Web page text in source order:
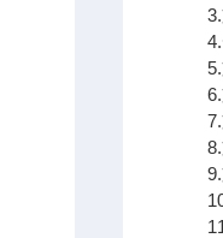
3.支
4.云
5.支
6.支
7.
8.支
9.支
10.
11.